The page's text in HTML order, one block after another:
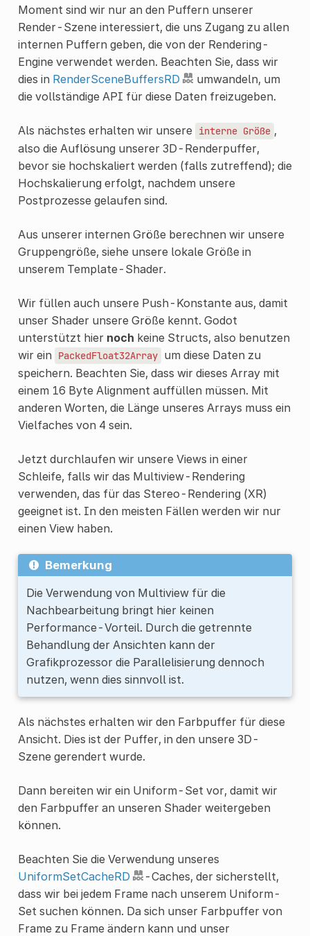
Moment sind wir nur an den Puffern unserer
Render-Szene interessiert, die uns Zugang zu allen
internen Puffern geben, die von der Rendering-
Engine verwendet werden. Beachten Sie, dass wir
dies in RenderSceneBuffersRD
umwandeln, um
die vollständige API für diese Daten freizugeben.
Als nächstes erhalten wir unsere interne Größe ,
also die Auflösung unserer 3D-Renderpuffer,
bevor sie hochskaliert werden (falls zutreffend); die
Hochskalierung erfolgt, nachdem unsere
Postprozesse gelaufen sind.
Aus unserer internen Größe berechnen wir unsere
Gruppengröße, siehe unsere lokale Größe in
unserem Template-Shader.
Wir füllen auch unsere Push-Konstante aus, damit
unser Shader unsere Größe kennt. Godot
unterstützt hier noch keine Structs, also benutzen
wir ein
PackedFloat32Array um diese Daten zu
speichern. Beachten Sie, dass wir dieses Array mit
einem 16 Byte Alignment auffüllen müssen. Mit
anderen Worten, die Länge unseres Arrays muss ein
Vielfaches von 4 sein.
Jetzt durchlaufen wir unsere Views in einer
Schleife, falls wir das Multiview-Rendering
verwenden, das für das Stereo-Rendering (XR)
geeignet ist. In den meisten Fällen werden wir nur
einen View haben.
Bemerkung
Die Verwendung von Multiview für die
Nachbearbeitung bringt hier keinen
Performance-Vorteil. Durch die getrennte
Behandlung der Ansichten kann der
Grafikprozessor die Parallelisierung dennoch
nutzen, wenn dies sinnvoll ist.
Als nächstes erhalten wir den Farbpuffer für diese
Ansicht. Dies ist der Puffer, in den unsere 3D-
Szene gerendert wurde.
Dann bereiten wir ein Uniform-Set vor, damit wir
den Farbpuffer an unseren Shader weitergeben
können.
Beachten Sie die Verwendung unseres
UniformSetCacheRD
-Caches, der sicherstellt,
dass wir bei jedem Frame nach unserem Uniform-
Set suchen können. Da sich unser Farbpuffer von
Frame zu Frame ändern kann und unser